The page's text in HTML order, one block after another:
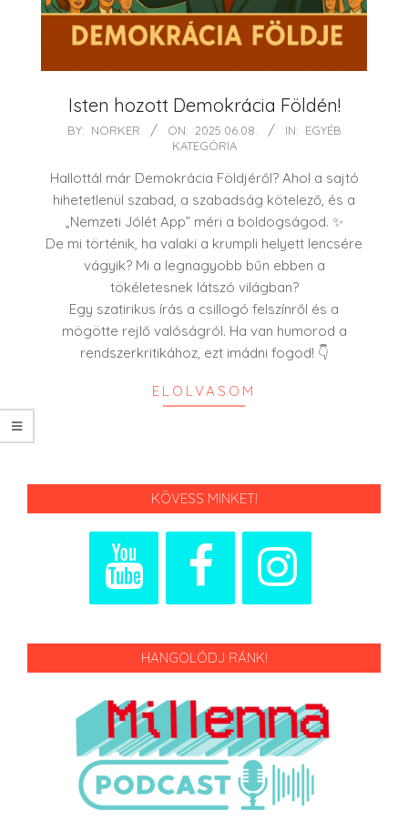
Isten hozott Demokrácia Földén!
2025-
08
BY: NORKER ON: 2025.06.08. IN: EGYÉB
KATEGÓRIA
Hallottál már Demokrácia Földjéről? Ahol a sajtó
hihetetlenül szabad, a szabadság kötelező, és a
„Nemzeti Jólét App” méri a boldogságod. ✨
De mi történik, ha valaki a krumpli helyett lencsére
vágyik? Mi a legnagyobb bűn ebben a
tökéletesnek látszó világban?
Egy szatirikus írás a csillogó felszínről és a
mögötte rejlő valóságról. Ha van humorod a
rendszerkritikához, ezt imádni fogod! 👇
ELOLVASOM
KÖVESS MINKET!
HANGOLÓDJ RÁNK!